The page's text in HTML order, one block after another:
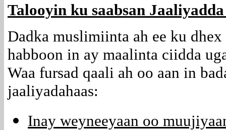
Talooyin ku saabsan
Dadka muslimiinta ah ee ku
habboon in ay maalinta ciidda
Waa fursad qaali ah oo aan in
jaaliyadahaas:
Inay weyneeyaan oo